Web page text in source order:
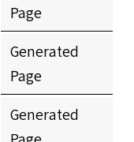
Page
Generated
Page
Generated